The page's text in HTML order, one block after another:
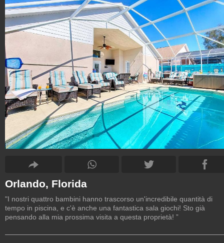
Orlando, Florida
"I nostri quattro bambini hanno trascorso un'incredibile quantità di
tempo in piscina, e c'è anche una fantastica sala giochi! Sto già
pensando alla mia prossima visita a questa proprietà! ”